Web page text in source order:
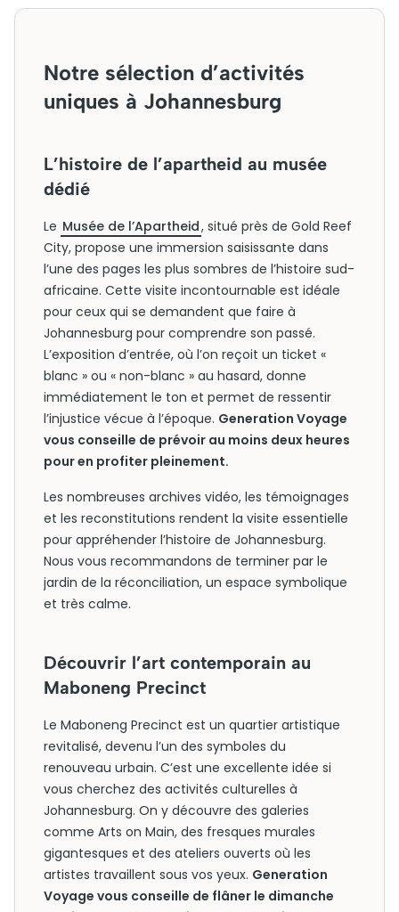
Notre sélection d’activités
uniques à Johannesburg
L’histoire de l’apartheid au musée
dédié
Le Musée de l’Apartheid, situé près de Gold Reef
City, propose une immersion saisissante dans
l’une des pages les plus sombres de l’histoire sud-
africaine. Cette visite incontournable est idéale
pour ceux qui se demandent que faire à
Johannesburg pour comprendre son passé.
L’exposition d’entrée, où l’on reçoit un ticket «
blanc » ou « non-blanc » au hasard, donne
immédiatement le ton et permet de ressentir
l’injustice vécue à l’époque. Generation Voyage
vous conseille de prévoir au moins deux heures
pour en profiter pleinement.
Les nombreuses archives vidéo, les témoignages
et les reconstitutions rendent la visite essentielle
pour appréhender l’histoire de Johannesburg.
Nous vous recommandons de terminer par le
jardin de la réconciliation, un espace symbolique
et très calme.
Découvrir l’art contemporain au
Maboneng Precinct
Le Maboneng Precinct est un quartier artistique
revitalisé, devenu l’un des symboles du
renouveau urbain. C’est une excellente idée si
vous cherchez des activités culturelles à
Johannesburg. On y découvre des galeries
comme Arts on Main, des fresques murales
gigantesques et des ateliers ouverts où les
artistes travaillent sous vos yeux. Generation
Voyage vous conseille de flâner le dimanche